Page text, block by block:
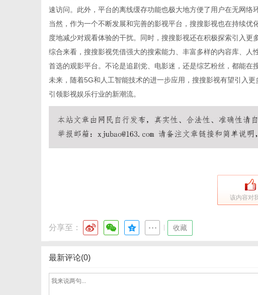
速访问。此外，平台的离线缓存功能也极大地方便了用户在无网络
当然，作为一个不断发展和完善的影视平台，搜搜影视也在持续
度地减少对观看体验的干扰。同时，搜搜影视还在积极探索引入更
综合来看，搜搜影视凭借强大的搜索能力、丰富多样的内容库、
首选的观影平台。不论是追剧党、电影迷，还是综艺粉丝，都能在
未来，随着5G和人工智能技术的进一步应用，搜搜影视有望引入
引领影视娱乐行业的新潮流。
该内容对
分享至： 收藏
最新评论(0)